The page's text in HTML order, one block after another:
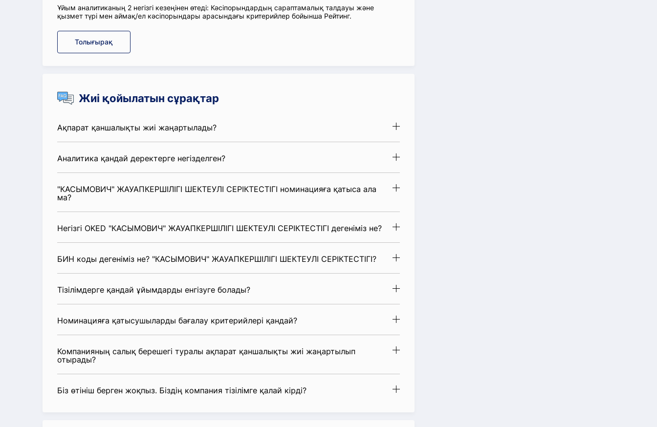
Ұйым аналитиканың 2 негізгі кезеңінен өтеді: Кәсіпорындардың сараптамалық талдауы және
қызмет түрі мен аймақ/ел кәсіпорындары арасындағы критерийлер бойынша Рейтинг.
Толығырақ
Жиі қойылатын сұрақтар
Ақпарат қаншалықты жиі жаңартылады?
Аналитика қандай деректерге негізделген?
"КАСЫМОВИЧ" ЖАУАПКЕРШІЛІГІ ШЕКТЕУЛІ СЕРІКТЕСТІГІ номинацияға қатыса ала
ма?
Негізгі OKED "КАСЫМОВИЧ" ЖАУАПКЕРШІЛІГІ ШЕКТЕУЛІ СЕРІКТЕСТІГІ дегеніміз не?
БИН коды дегеніміз не? "КАСЫМОВИЧ" ЖАУАПКЕРШІЛІГІ ШЕКТЕУЛІ СЕРІКТЕСТІГІ?
Тізілімдерге қандай ұйымдарды енгізуге болады?
Номинацияға қатысушыларды бағалау критерийлері қандай?
Компанияның салық берешегі туралы ақпарат қаншалықты жиі жаңартылып
отырады?
Біз өтініш берген жоқпыз. Біздің компания тізілімге қалай кірді?